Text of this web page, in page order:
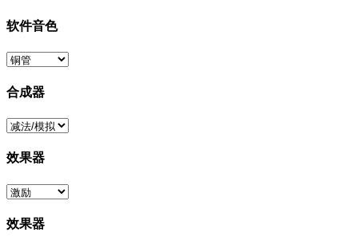
软件音色
合成器
效果器
效果器